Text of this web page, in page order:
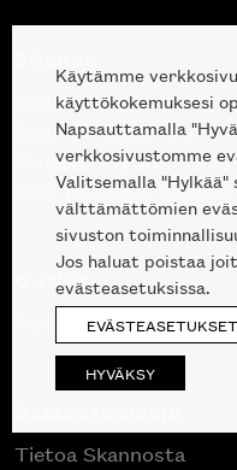
Tuotteet
Suunnittelupalvelu
Projektimyynti
Liike Helsingin
Outlet
Poistuvat mallikappaleet
Tietoa Skannosta
Käytämme
käyttökokemuksesi
Napsauttamalla
verkkosivustomme
Valitsemalla
välttämättömien
sivuston
Jos haluat poistaa
evästeasetuksissa.
EVÄSTEASETUKSET
HYVÄKSY